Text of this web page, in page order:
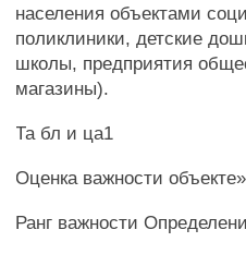
населения объектами
поликлиники, детские
школы, предприятия
магазины).
Та бл и ца1
Оценка важности
Ранг важности